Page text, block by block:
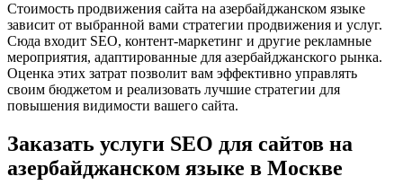
Стоимость продвижения сайта на азербайджанском языке
зависит от выбранной вами стратегии продвижения и услуг.
Сюда входит SEO, контент-маркетинг и другие рекламные
мероприятия, адаптированные для азербайджанского рынка.
Оценка этих затрат позволит вам эффективно управлять
своим бюджетом и реализовать лучшие стратегии для
повышения видимости вашего сайта.
Заказать услуги SEO для сайтов на
азербайджанском языке в Москве